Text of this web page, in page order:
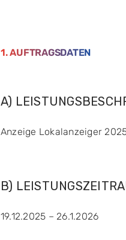
1. AUFTRAGSDATEN
A)
Anzeige Lokalanzeiger
B)
19.12.2025 – 26.1.2026